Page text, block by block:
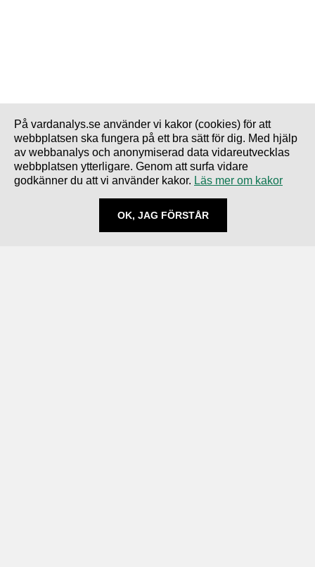
På vardanalys.se använder vi kakor (cookies) för att
webbplatsen ska fungera på ett bra sätt för dig. Med hjälp
av webbanalys och anonymiserad data vidareutvecklas
webbplatsen ytterligare. Genom att surfa vidare
godkänner du att vi använder kakor. Läs mer om kakor
OK, JAG FÖRSTÅR